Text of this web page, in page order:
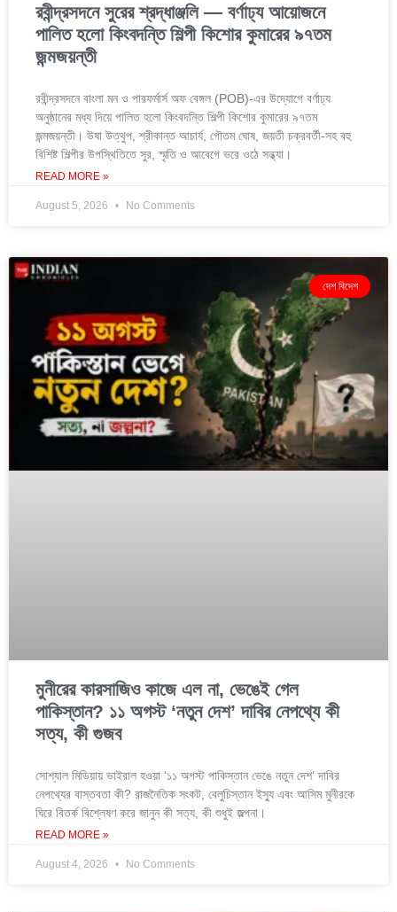
রবীন্দ্রসদনে সুরের শ্রদ্ধাঞ্জলি — বর্ণাঢ্য আয়োজনে
পালিত হলো কিংবদন্তি শিল্পী কিশোর কুমারের ৯৭তম
জন্মজয়ন্তী
রবীন্দ্রসদনে বাংলা মন ও পারফর্মার্স অফ বেঙ্গল (POB)-এর উদ্যোগে বর্ণাঢ্য
অনুষ্ঠানের মধ্য দিয়ে পালিত হলো কিংবদন্তি শিল্পী কিশোর কুমারের ৯৭তম
জন্মজয়ন্তী। উষা উত্থুপ, শ্রীকান্ত আচার্য, গৌতম ঘোষ, জয়তী চক্রবর্তী-সহ বহু
বিশিষ্ট শিল্পীর উপস্থিতিতে সুর, স্মৃতি ও আবেগে ভরে ওঠে সন্ধ্যা।
READ MORE »
August 5, 2026 No Comments
দেশ বিদেশ
মুনীরের কারসাজিও কাজে এল না, ভেঙেই গেল
পাকিস্তান? ১১ অগস্ট ‘নতুন দেশ’ দাবির নেপথ্যে কী
সত্য, কী গুজব
সোশ্যাল মিডিয়ায় ভাইরাল হওয়া ‘১১ অগস্ট পাকিস্তান ভেঙে নতুন দেশ’ দাবির
নেপথ্যের বাস্তবতা কী? রাজনৈতিক সংকট, বেলুচিস্তান ইস্যু এবং আসিম মুনীরকে
ঘিরে বিতর্ক বিশ্লেষণ করে জানুন কী সত্য, কী শুধুই জল্পনা।
READ MORE »
August 4, 2026 No Comments